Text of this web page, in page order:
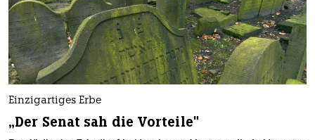
Einzigartiges Erbe
„Der Senat sah die Vorteile"